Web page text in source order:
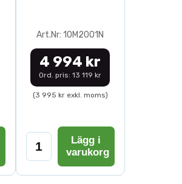
Art.Nr: 10M2001N
4 994 kr
Ord. pris: 13 119 kr
(3 995 kr exkl. moms)
Lägg i
varukorg